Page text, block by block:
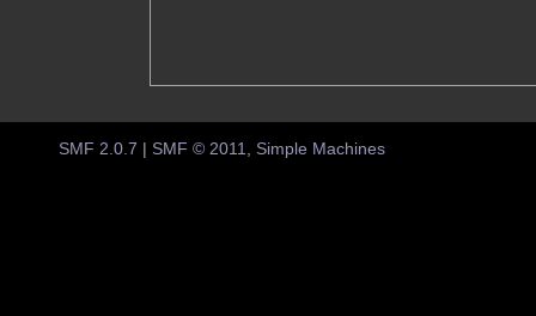
SMF 2.0.7 SMF © 2011, Simple Machines